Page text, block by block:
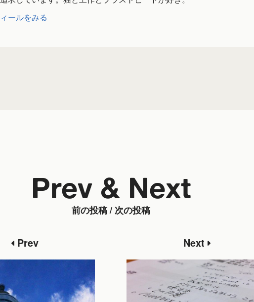
ールをみる
前の投稿 / 次の投稿
Prev & Next
Prev Next